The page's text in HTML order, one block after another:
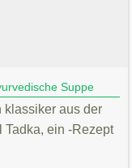
Suppe
klassiker aus der
ein -Rezept